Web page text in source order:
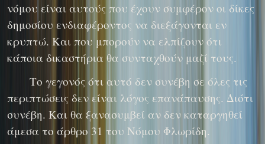
νόμου είναι αυτούς που έχουν συμφέρον οι δίκες
δημοσίου ενδιαφέροντος να διεξάγονται εν
κρυπτώ. Και που μπορούν να ελπίζουν ότι
κάποια δικαστήρια θα συνταχθούν μαζί τους.
Το γεγονός ότι αυτό δεν συνέβη σε όλες τις
περιπτώσεις δεν είναι λόγος επανάπαυσης. Διότι
συνέβη. Και θα ξανασυμβεί αν δεν καταργηθεί
άμεσα το άρθρο 31 του Νόμου Φλωρίδη.